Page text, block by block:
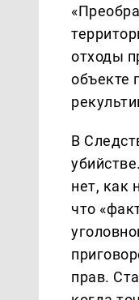
отходы
объекте
В
нет, как
что
прав.